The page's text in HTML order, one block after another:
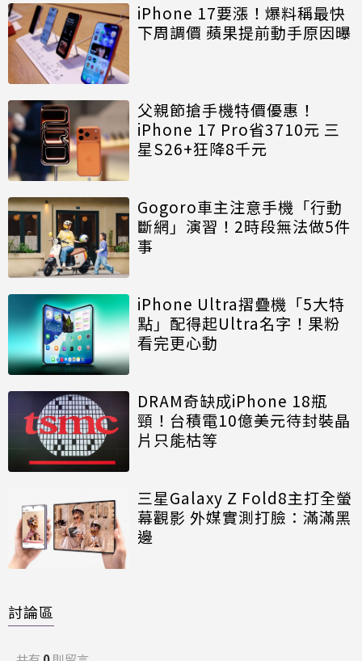
iPhone 17要漲！爆料稱最快
下周調價 蘋果提前動手原因曝
父親節搶手機特價優惠！
iPhone 17 Pro省3710元 三
星S26+狂降8千元
Gogoro車主注意手機「行動
斷網」演習！2時段無法做5件
事
iPhone Ultra摺疊機「5大特
點」配得起Ultra名字！果粉
看完更心動
DRAM奇缺成iPhone 18瓶
頸！台積電10億美元待封裝晶
片只能枯等
三星Galaxy Z Fold8主打全螢
幕觀影 外媒實測打臉：滿滿黑
邊
討論區